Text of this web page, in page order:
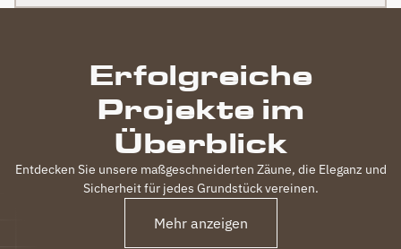
Erfolgreiche
Projekte im
Überblick
Entdecken Sie unsere maßgeschneiderten Zäune, die Eleganz und
Sicherheit für jedes Grundstück vereinen.
Mehr anzeigen